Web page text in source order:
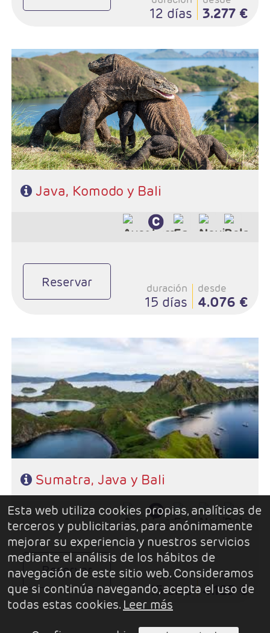
12 días 3.277 €
- Salidas: Diarias
- Ruta: 3 noches Java / 2 noches Komodo / 7 noches Bali
- Régimen: 12 desayunos + 1 almuerzo
Java, Komodo y Bali
Reservar duración
15 días
desde
4.076 €
- Régimen: Desayunos + 5 almuerzos y 4 cenas
Sumatra, Java y Bali
Reservar duración
15 días
desde
4.125 €
Esta web utiliza cookies propias, analíticas de
terceros y publicitarias, para anónimamente
mejorar su experiencia y nuestros servicios
mediante el análisis de los hábitos de
navegación de este sitio web. Consideramos
que si continúa navegando, acepta el uso de
todas estas cookies. Leer más